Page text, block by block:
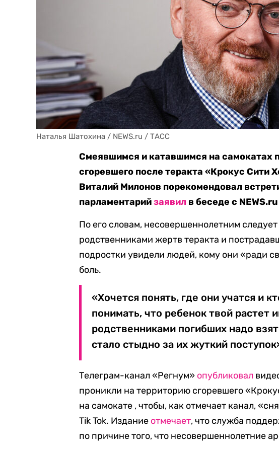
Наталья Шатохина / NEWS.ru / ТАСС
Смеявшимся и катавшимся на самокатах
сгоревшего после теракта «Крокус Сити
Виталий Милонов порекомендовал
парламентарийзаявил в беседе с NEWS.ru
По его словам, несовершеннолетним следует
родственниками жертв теракта и
подростки увидели людей, кому они «ради
боль.
«Хочется понять, где они учатся и
понимать, что ребенок твой растет
родственниками погибших надо
стало стыдно за их жуткий
Телеграм-канал «Регнум» опубликовал
проникли на территорию сгоревшего
на самокате , чтобы, как отмечает канал,
Tik Tok. Издание отмечает, что служба
по причине того, что несовершеннолетние